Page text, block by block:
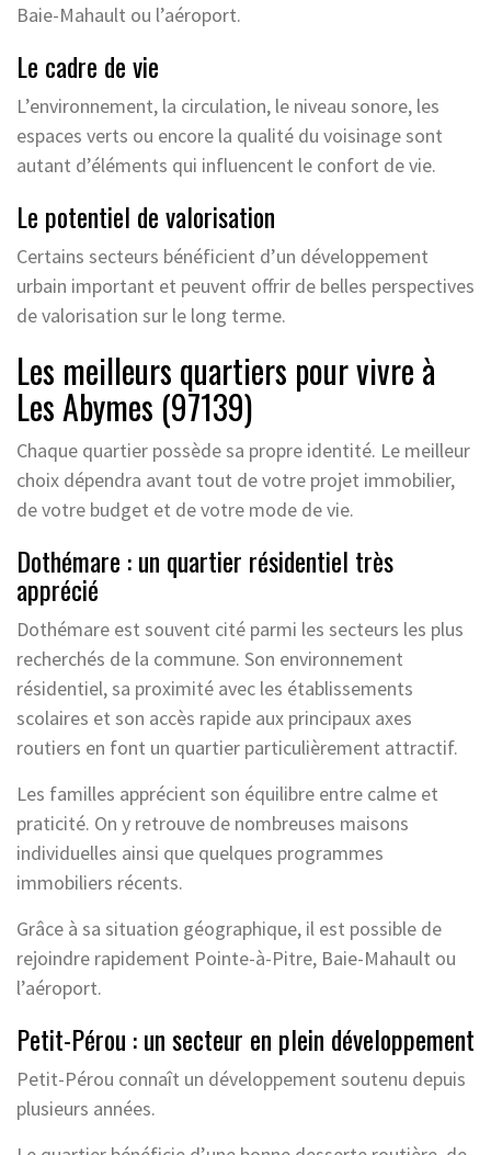
Baie-Mahault ou l’aéroport.
Le cadre de vie
L’environnement, la circulation, le niveau sonore, les
espaces verts ou encore la qualité du voisinage sont
autant d’éléments qui influencent le confort de vie.
Le potentiel de valorisation
Certains secteurs bénéficient d’un développement
urbain important et peuvent offrir de belles perspectives
de valorisation sur le long terme.
Les meilleurs quartiers pour vivre à
Les Abymes (97139)
Chaque quartier possède sa propre identité. Le meilleur
choix dépendra avant tout de votre projet immobilier,
de votre budget et de votre mode de vie.
Dothémare : un quartier résidentiel très
apprécié
Dothémare est souvent cité parmi les secteurs les plus
recherchés de la commune. Son environnement
résidentiel, sa proximité avec les établissements
scolaires et son accès rapide aux principaux axes
routiers en font un quartier particulièrement attractif.
Les familles apprécient son équilibre entre calme et
praticité. On y retrouve de nombreuses maisons
individuelles ainsi que quelques programmes
immobiliers récents.
Grâce à sa situation géographique, il est possible de
rejoindre rapidement Pointe-à-Pitre, Baie-Mahault ou
l’aéroport.
Petit-Pérou : un secteur en plein développement
Petit-Pérou connaît un développement soutenu depuis
plusieurs années.